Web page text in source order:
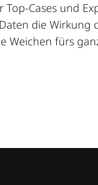
Top-Cases und
die Wirkung
Weichen fürs